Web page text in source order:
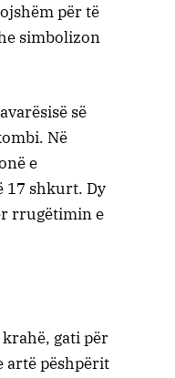
për të
simbolizon
së
Në
e
17 shkurt. Dy
rrugëtimin e
gati për
artë pëshpërit